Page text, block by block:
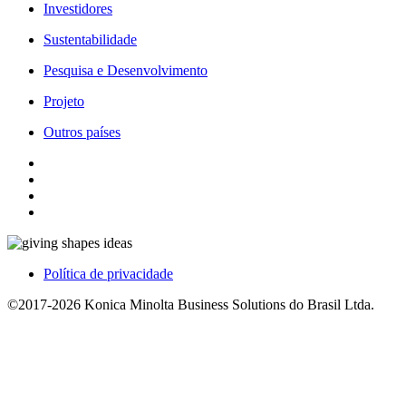
Investidores
Sustentabilidade
Pesquisa e Desenvolvimento
Projeto
Outros países
Política de privacidade
©2017-2026 Konica Minolta Business Solutions do Brasil Ltda.